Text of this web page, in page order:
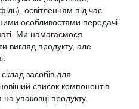
освітленням під час
особливостями передачі
Ми намагаємося
вигляд продукту, але
засобів для
список компонентів
упаковці продукту.